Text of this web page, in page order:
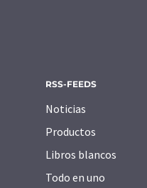
RSS-FEEDS
Noticias
Productos
Libros blancos
Todo en uno